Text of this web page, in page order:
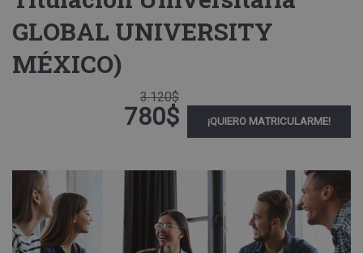
GLOBAL UNIVERSITY
MÉXICO)
3.120$
780$ ¡QUIERO MATRICULARME!